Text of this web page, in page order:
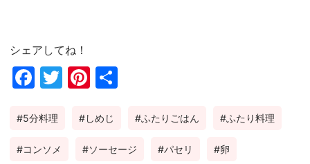
シェアしてね！
Fac
ok
Twi
Pin
est
5分料理 しめじ ふたりごはん ふたり料理
コンソメ ソーセージ パセリ 卵